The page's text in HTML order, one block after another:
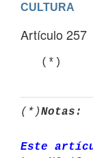
CULTURA
Artículo 257
   (*)
(*)Notas:
Este